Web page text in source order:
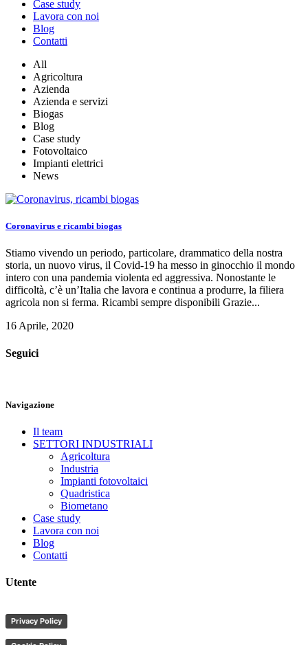
Case study
Lavora con noi
Blog
Contatti
All
Agricoltura
Azienda
Azienda e servizi
Biogas
Blog
Case study
Fotovoltaico
Impianti elettrici
News
Coronavirus e ricambi biogas
Stiamo vivendo un periodo, particolare, drammatico della nostra
storia, un nuovo virus, il Covid-19 ha messo in ginocchio il mondo
intero con una pandemia violenta ed aggressiva. Nonostante le
difficoltà, c’è un’Italia che lavora e continua a produrre, la filiera
agricola non si ferma. Ricambi sempre disponibili Grazie...
16 Aprile, 2020
Seguici
Navigazione
Il team
SETTORI INDUSTRIALI
Agricoltura
Industria
Impianti fotovoltaici
Quadristica
Biometano
Case study
Lavora con noi
Blog
Contatti
Utente
Privacy Policy